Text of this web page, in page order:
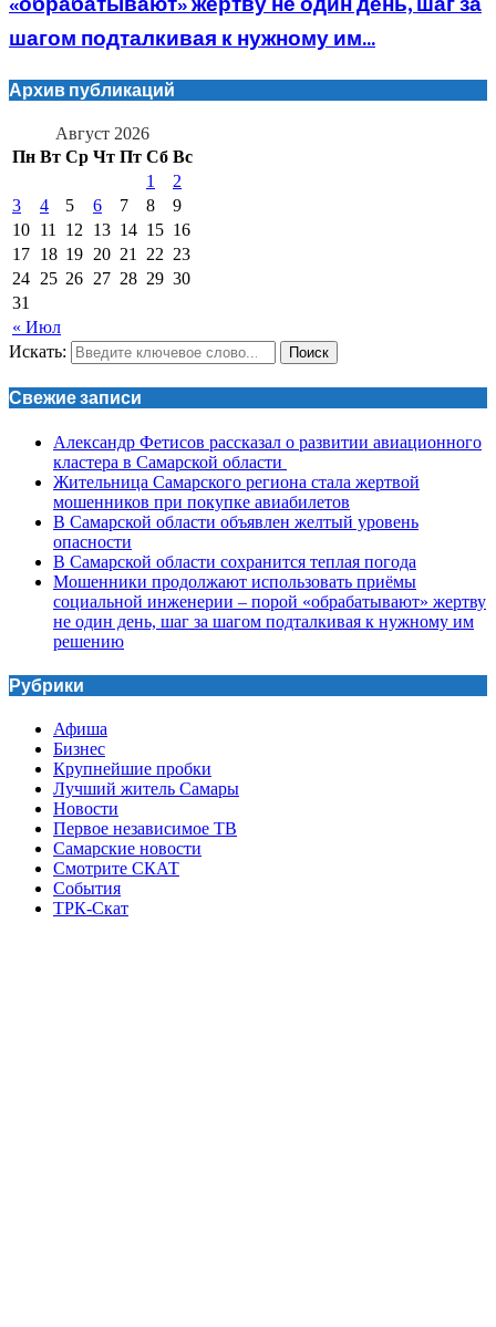
шагом подталкивая к нужному им...
Архив публикаций
Август 2026
Пн Вт Ср Чт Пт Сб Вс
« Июл
1
2
3
4 5 6 7 8
9
10 11 12 13 14 15 16
17 18 19 20 21 22 23
24 25 26 27 28 29 30
31
Искать: Поиск
Свежие записи
Александр Фетисов рассказал о развитии авиационного
кластера в Самарской области
Жительница Самарского региона стала жертвой
мошенников при покупке авиабилетов
В Самарской области объявлен желтый уровень
опасности
В Самарской области сохранится теплая погода
Мошенники продолжают использовать приёмы
социальной инженерии – порой «обрабатывают» жертву
не один день, шаг за шагом подталкивая к нужному им
решению
Рубрики
Афиша
Бизнес
Крупнейшие пробки
Лучший житель Самары
Новости
Первое независимое ТВ
Самарские новости
Смотрите СКАТ
События
ТРК-Скат